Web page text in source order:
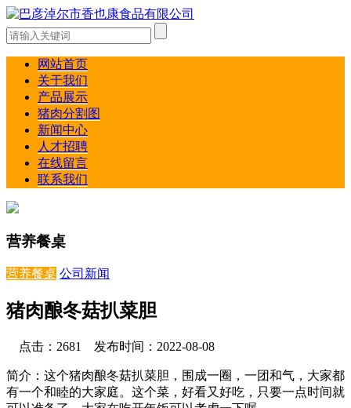
网站首页
关于我们
产品展示
猪肉分割图
新闻中心
人才招聘
在线留言
联系我们
营养餐桌
营养餐桌 公司新闻
猪肉酿冬菇扒菜胆
点击：2681 发布时间：2022-08-08
简介：这个猪肉酿冬菇扒菜胆，围成一圈，一团和气，大家都
有一个和睦的大家庭。这个菜，好看又好吃，只要一点时间就